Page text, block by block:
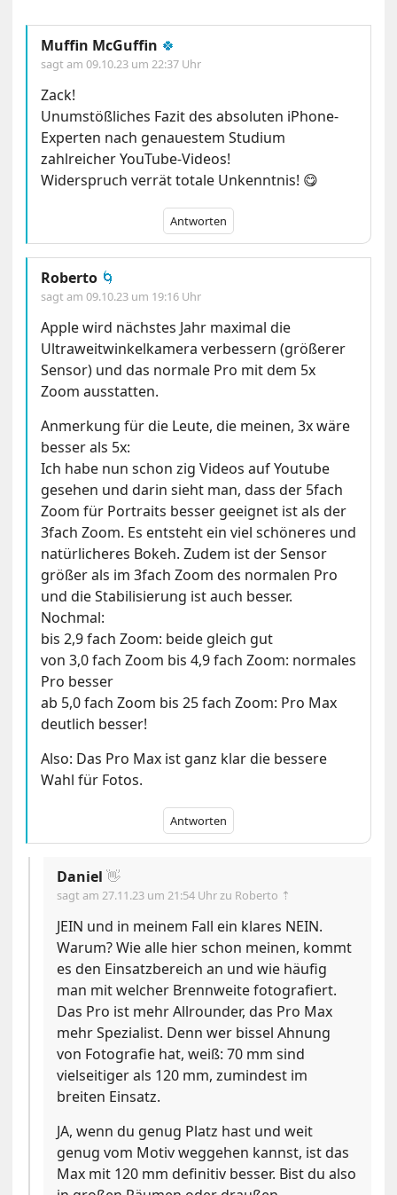
Muffin McGuffin 🍀
sagt am09.10.23 um 22:37 Uhr
Zack!
Unumstößliches Fazit des absoluten iPhone-
Experten nach genauestem Studium
zahlreicher YouTube-Videos!
Widerspruch verrät totale Unkenntnis! 😋
Antworten
Roberto 🌀
sagt am09.10.23 um 19:16 Uhr
Apple wird nächstes Jahr maximal die
Ultraweitwinkelkamera verbessern (größerer
Sensor) und das normale Pro mit dem 5x
Zoom ausstatten.
Anmerkung für die Leute, die meinen, 3x wäre
besser als 5x:
Ich habe nun schon zig Videos auf Youtube
gesehen und darin sieht man, dass der 5fach
Zoom für Portraits besser geeignet ist als der
3fach Zoom. Es entsteht ein viel schöneres und
natürlicheres Bokeh. Zudem ist der Sensor
größer als im 3fach Zoom des normalen Pro
und die Stabilisierung ist auch besser.
Nochmal:
bis 2,9 fach Zoom: beide gleich gut
von 3,0 fach Zoom bis 4,9 fach Zoom: normales
Pro besser
ab 5,0 fach Zoom bis 25 fach Zoom: Pro Max
deutlich besser!
Also: Das Pro Max ist ganz klar die bessere
Wahl für Fotos.
Antworten
Daniel 👋
sagt am 27.11.23 um 21:54 Uhr zu Roberto ⇡
JEIN und in meinem Fall ein klares NEIN.
Warum? Wie alle hier schon meinen, kommt
es den Einsatzbereich an und wie häufig
man mit welcher Brennweite fotografiert.
Das Pro ist mehr Allrounder, das Pro Max
mehr Spezialist. Denn wer bissel Ahnung
von Fotografie hat, weiß: 70 mm sind
vielseitiger als 120 mm, zumindest im
breiten Einsatz.
JA, wenn du genug Platz hast und weit
genug vom Motiv weggehen kannst, ist das
Max mit 120 mm definitiv besser. Bist du also